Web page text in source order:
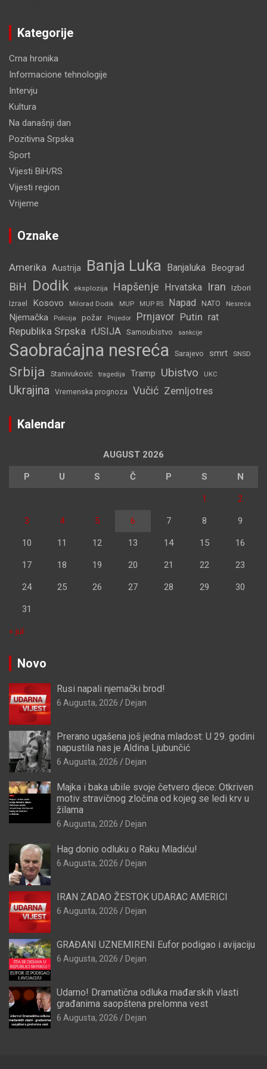
Kategorije
Crna hronika
Informacione tehnologije
Intervju
Kultura
Na današnji dan
Pozitivna Srpska
Sport
Vijesti BiH/RS
Vijesti region
Vrijeme
Oznake
Amerika Austrija Banja Luka Banjaluka Beograd
BiH Dodik eksplozija Hapšenje Hrvatska Iran Izbori
Izrael Kosovo Milorad Dodik MUP MUP RS Napad NATO Nesreća
Njemačka Policija požar Prijedor Prnjavor Putin rat
Republika Srpska rUSIJA Samoubistvo sankcije
Saobraćajna nesreća Sarajevo smrt SNSD
Srbija Stanivuković tragedija Tramp Ubistvo UKC
Ukrajina Vremenska prognoza Vučić Zemljotres
Kalendar
AUGUST 2026
P U S Č P S N
1 2
3 4 5 6 7 8 9
10 11 12 13 14 15 16
17 18 19 20 21 22 23
24 25 26 27 28 29 30
31
« jul
Novo
Rusi napali njemački brod!
6 Augusta, 2026 Dejan
Prerano ugašena još jedna mladost: U 29. godini
napustila nas je Aldina Ljubunčić
6 Augusta, 2026 Dejan
Majka i baka ubile svoje četvero djece: Otkriven
motiv stravičnog zločina od kojeg se ledi krv u
žilama
6 Augusta, 2026 Dejan
Hag donio odluku o Raku Mladiću!
6 Augusta, 2026 Dejan
IRAN ZADAO ŽESTOK UDARAC AMERICI
6 Augusta, 2026 Dejan
GRAĐANI UZNEMIRENI Eufor podigao i avijaciju
6 Augusta, 2026 Dejan
Udarno! Dramatična odluka mađarskih vlasti
građanima saopštena prelomna vest
6 Augusta, 2026 Dejan